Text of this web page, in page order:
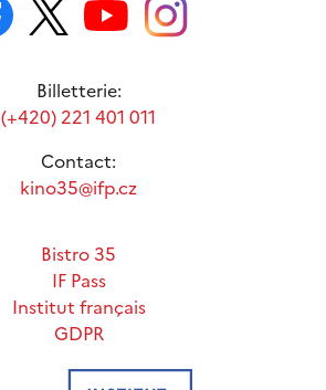
Billetterie:
(+420) 221 401 011
Contact:
kino35@ifp.cz
Bistro 35
IF Pass
Institut français
GDPR